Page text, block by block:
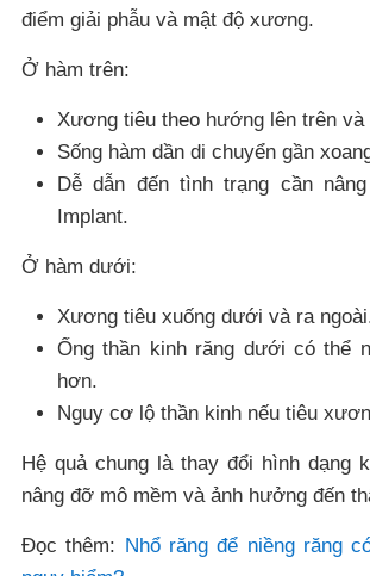
điểm giải phẫu và mật độ xương.
Ở hàm trên:
Xương tiêu theo hướng lên trên và
Sống hàm dần di chuyển gần
Dễ dẫn đến tình trạng cần
Implant.
Ở hàm dưới:
Xương tiêu xuống dưới và ra
Ống thần kinh răng dưới có thể
hơn.
Nguy cơ lộ thần kinh nếu tiêu
Hệ quả chung là thay đổi hình dạng
nâng đỡ mô mềm và ảnh hưởng đến
Đọc thêm: Nhổ răng để niềng răng